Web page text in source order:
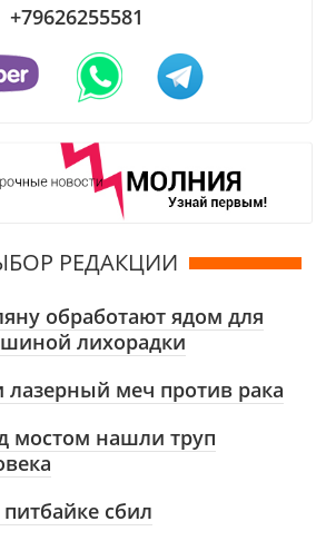
+79626255581
РЕДАКЦИИ
обработают ядом для
лихорадки
лазерный меч против рака
мостом нашли труп
сбил